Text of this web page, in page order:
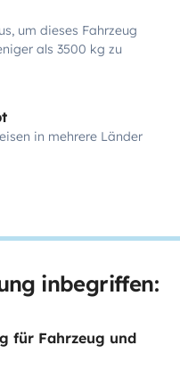
um dieses Fahrzeug
als 3500 kg zu
in mehrere Länder
inbegriffen:
für Fahrzeug und